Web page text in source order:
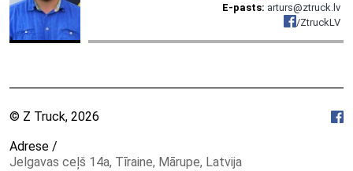
E-pasts: arturs@ztruck.lv
/ZtruckLV
© Z Truck, 2026
Adrese /
Jelgavas ceļš 14a, Tīraine, Mārupe, Latvija